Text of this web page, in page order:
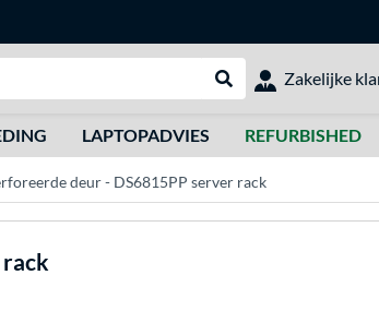
Webshop doorzoeken
Zakelijke
LAPTOPADVIES REFURBISHED
deur - DS6815PP server rack